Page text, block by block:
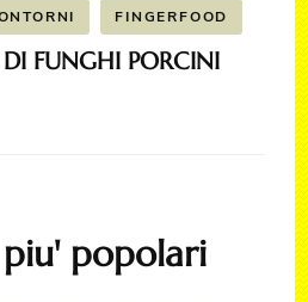
FINGERFOOD
FUNGHI PORCINI
popolari